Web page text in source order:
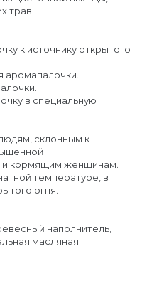
трав.
к источнику открытого
аромапалочки.
в специальную
склонным к
и кормящим женщинам.
температуре, в
огня.
наполнитель,
масляная